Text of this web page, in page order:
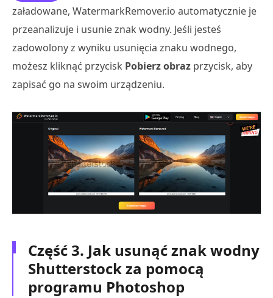
załadowane, WatermarkRemover.io automatycznie je
przeanalizuje i usunie znak wodny. Jeśli jesteś
zadowolony z wyniku usunięcia znaku wodnego,
możesz kliknąć przycisk Pobierz obraz przycisk, aby
zapisać go na swoim urządzeniu.
Część 3. Jak usunąć znak wodny
Shutterstock za pomocą
programu Photoshop